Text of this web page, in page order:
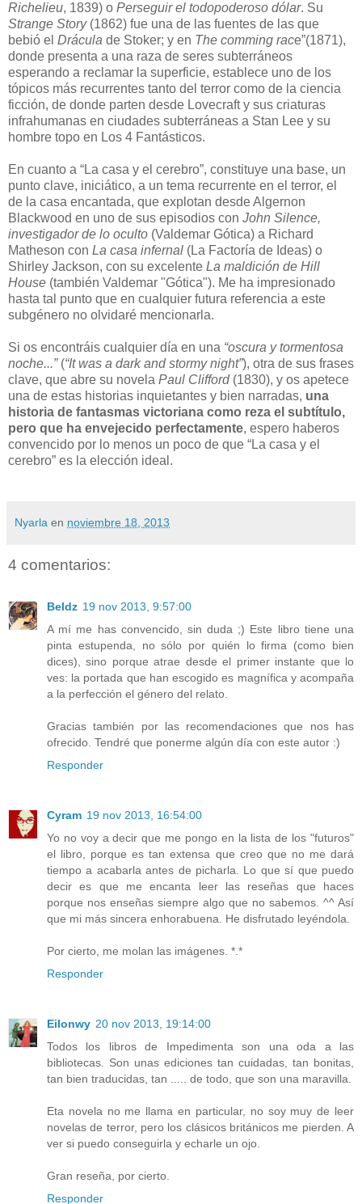
Richelieu, 1839) o Perseguir el todopoderoso dólar. Su
Strange Story(1862) fue una de las fuentes de las que
bebió el Drácula de Stoker; y en The comming race”(1871),
donde presenta a una raza de seres subterráneos
esperando a reclamar la superficie, establece uno de los
tópicos más recurrentes tanto del terror como de la ciencia
ficción, de donde parten desde Lovecraft y sus criaturas
infrahumanas en ciudades subterráneas a Stan Lee y su
hombre topo en Los 4 Fantásticos.
En cuanto a “La casa y el cerebro”, constituye una base, un
punto clave, iniciático, a un tema recurrente en el terror, el
de la casa encantada, que explotan desde Algernon
Blackwood en uno de sus episodios con John Silence,
investigador de lo oculto (Valdemar Gótica) a Richard
Matheson con La casa infernal (La Factoría de Ideas) o
Shirley Jackson, con su excelente La maldición de Hill
House (también Valdemar "Gótica"). Me ha impresionado
hasta tal punto que en cualquier futura referencia a este
subgénero no olvidaré mencionarla.
Si os encontráis cualquier día en una “oscura y tormentosa
noche...”(“It was a dark and stormy night”), otra de sus frases
clave, que abre su novela Paul Clifford(1830), y os apetece
una de estas historias inquietantes y bien narradas, una
historia de fantasmas victoriana como reza el subtítulo,
pero que ha envejecido perfectamente, espero haberos
convencido por lo menos un poco de que “La casa y el
cerebro” es la elección ideal.
Nyarla en noviembre 18, 2013
4 comentarios:
Beldz 19 nov 2013, 9:57:00
A mí me has convencido, sin duda ;) Este libro tiene una
pinta estupenda, no sólo por quién lo firma (como bien
dices), sino porque atrae desde el primer instante que lo
ves: la portada que han escogido es magnífica y acompaña
a la perfección el género del relato.
Gracias también por las recomendaciones que nos has
ofrecido. Tendré que ponerme algún día con este autor :)
Responder
Cyram 19 nov 2013, 16:54:00
Yo no voy a decir que me pongo en la lista de los "futuros"
el libro, porque es tan extensa que creo que no me dará
tiempo a acabarla antes de picharla. Lo que sí que puedo
decir es que me encanta leer las reseñas que haces
porque nos enseñas siempre algo que no sabemos. ^^ Así
que mi más sincera enhorabuena. He disfrutado leyéndola.
Por cierto, me molan las imágenes. *.*
Responder
Eilonwy 20 nov 2013, 19:14:00
Todos los libros de Impedimenta son una oda a las
bibliotecas. Son unas ediciones tan cuidadas, tan bonitas,
tan bien traducidas, tan ..... de todo, que son una maravilla.
Eta novela no me llama en particular, no soy muy de leer
novelas de terror, pero los clásicos británicos me pierden. A
ver si puedo conseguirla y echarle un ojo.
Gran reseña, por cierto.
Responder